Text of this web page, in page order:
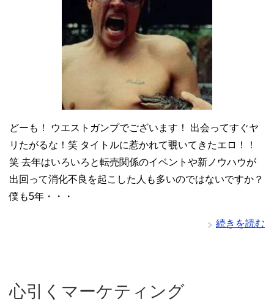
どーも！ ウエストガンプでございます！ 出会ってすぐヤ
リたがるな！笑 タイトルに惹かれて覗いてきたエロ！！
笑 去年はいろいろと転売関係のイベントや新ノウハウが
出回って消化不良を起こした人も多いのではないですか？
僕も5年・・・
続きを読む
心引くマーケティング